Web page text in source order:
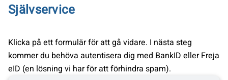
Självservice
Klicka på ett formulär för att gå vidare. I nästa steg
kommer du behöva autentisera dig med BankID eller Freja
eID (en lösning vi har för att förhindra spam).